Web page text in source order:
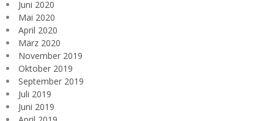
Juni 2020
Mai 2020
April 2020
März 2020
November 2019
Oktober 2019
September 2019
Juli 2019
Juni 2019